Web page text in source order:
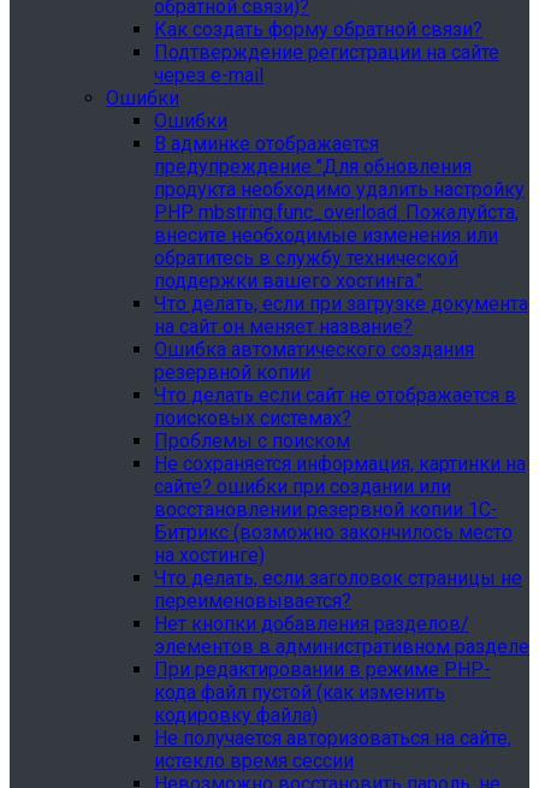
обратной связи)?
Как создать форму обратной связи?
Подтверждение регистрации на сайте
через e-mail
Ошибки
Ошибки
В админке отображается
предупреждение "Для обновления
продукта необходимо удалить настройку
PHP mbstring.func_overload. Пожалуйста,
внесите необходимые изменения или
обратитесь в службу технической
поддержки вашего хостинга."
Что делать, если при загрузке документа
на сайт он меняет название?
Ошибка автоматического создания
резервной копии
Что делать если сайт не отображается в
поисковых системах?
Проблемы с поиском
Не сохраняется информация, картинки на
сайте? ошибки при создании или
восстановлении резервной копии 1С-
Битрикс (возможно закончилось место
на хостинге)
Что делать, если заголовок страницы не
переименовывается?
Нет кнопки добавления разделов/
элементов в административном разделе
При редактировании в режиме PHP-
кода файл пустой (как изменить
кодировку файла)
Не получается авторизоваться на сайте,
истекло время сессии